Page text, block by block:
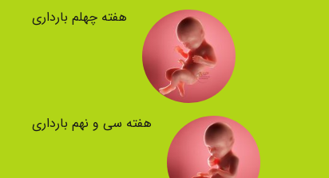
هفته چهلم بارداری
هفته سی و نهم بارداری